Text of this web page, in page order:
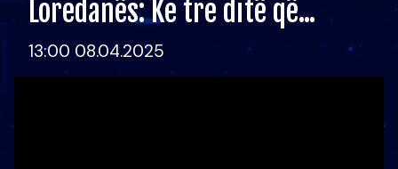
Loredanës: Ke tre ditë që...
13:00 08.04.2025